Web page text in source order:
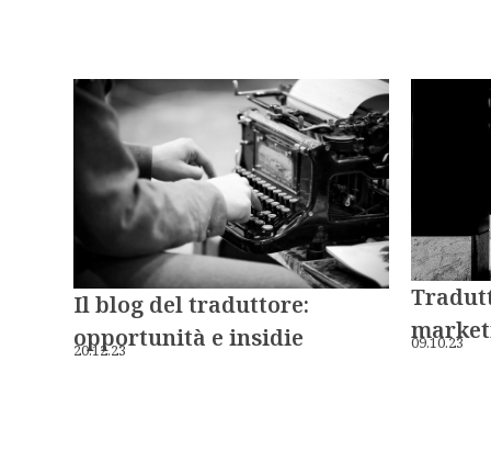
Il blog del traduttore:
opportunità e insidie
20.12.23 09.10.23